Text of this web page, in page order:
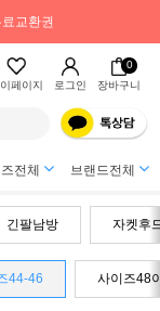
교환권
페이지 로그인
0
장바구니
전체 브랜드전체
긴팔남방 자켓후
44-46 사이즈48